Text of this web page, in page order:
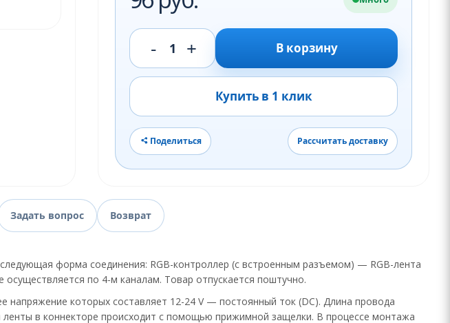
- 1 + В корзину
Купить в 1 клик
Поделиться Рассчитать доставку
Задать вопрос Возврат
форма соединения: RGB-контроллер (с встроенным разъемом) — RGB-лента
по 4-м каналам. Товар отпускается поштучно.
напряжение которых составляет 12-24 V — постоянный ток (DC). Длина провода
ленты в коннекторе происходит с помощью прижимной защелки. В процессе монтажа